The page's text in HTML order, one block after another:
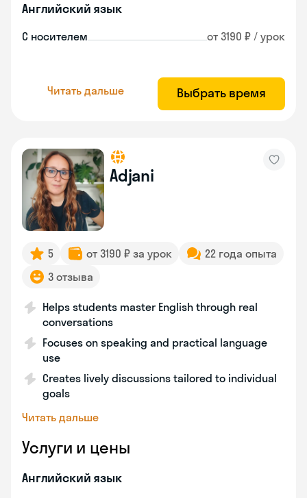
Английский язык
С носителем от 3190 ₽ / урок
Читать дальше Выбрать время
Adjani
5 от 3190 ₽ за урок
22 года опыта
3 отзыва
Helps students master English through real
conversations
Focuses on speaking and practical language
use
Creates lively discussions tailored to individual
goals
Читать дальше
Услуги и цены
Английский язык